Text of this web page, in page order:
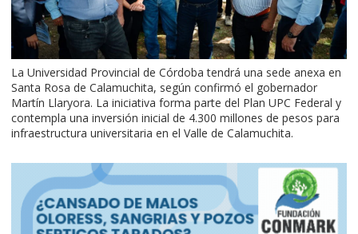
La Universidad Provincial de Córdoba tendrá una sede anexa en
Santa Rosa de Calamuchita, según confirmó el gobernador
Martín Llaryora. La iniciativa forma parte del Plan UPC Federal y
contempla una inversión inicial de 4.300 millones de pesos para
infraestructura universitaria en el Valle de Calamuchita.